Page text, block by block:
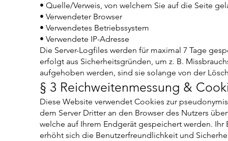
• Quelle/Verweis, von welchem Sie auf die Seite
• Verwendeter Browser
• Verwendetes Betriebssystem
• Verwendete IP-Adresse
Die Server-Logfiles werden für maximal 7 Tage
erfolgt aus Sicherheitsgründen, um z. B.
aufgehoben werden, sind sie solange von der
§ 3 Reichweitenmessung &
Diese Website verwendet Cookies zur
dem Server Dritter an den Browser des Nutzers
welche auf Ihrem Endgerät gespeichert werden.
erhöht sich die Benutzerfreundlichkeit und